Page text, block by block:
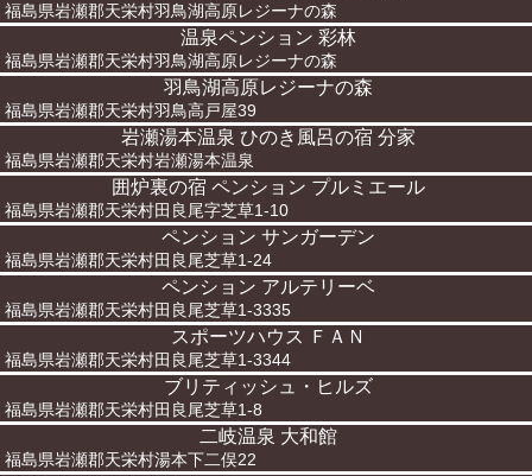
福島県岩瀬郡天栄村羽鳥湖高原レジーナの森
温泉ペンション 彩林
福島県岩瀬郡天栄村羽鳥湖高原レジーナの森
羽鳥湖高原レジーナの森
福島県岩瀬郡天栄村羽鳥高戸屋39
岩瀬湯本温泉 ひのき風呂の宿 分家
福島県岩瀬郡天栄村岩瀬湯本温泉
囲炉裏の宿 ペンション プルミエール
福島県岩瀬郡天栄村田良尾字芝草1-10
ペンション サンガーデン
福島県岩瀬郡天栄村田良尾芝草1-24
ペンション アルテリーベ
福島県岩瀬郡天栄村田良尾芝草1-3335
スポーツハウス ＦＡＮ
福島県岩瀬郡天栄村田良尾芝草1-3344
ブリティッシュ・ヒルズ
福島県岩瀬郡天栄村田良尾芝草1-8
二岐温泉 大和館
福島県岩瀬郡天栄村湯本下二俣22